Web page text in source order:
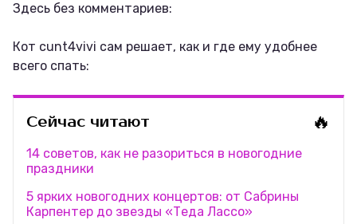
Здесь без комментариев:
Кот cunt4vivi сам решает, как и где ему удобнее
всего спать:
Сейчас читают 🔥
14 советов, как не разориться в новогодние
праздники
5 ярких новогодних концертов: от Сабрины
Карпентер до звезды «Теда Лассо»